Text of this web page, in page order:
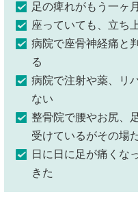
足の痺れがもう一ヶ
座っていても、立ち
病院で座骨神経痛と
る
病院で注射や薬、リ
ない
整骨院で腰やお尻、
受けているがその場
日に日に足が痛くな
きた